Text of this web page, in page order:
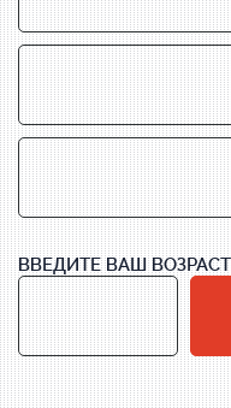
ВВЕДИТЕ ВАШ ВОЗРАСТ